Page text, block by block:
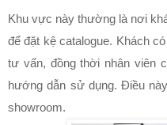
Khu vực này thường là nơi
để đặt kệ catalogue. Khách
tư vấn, đồng thời nhân viên
hướng dẫn sử dụng. Điều
showroom.